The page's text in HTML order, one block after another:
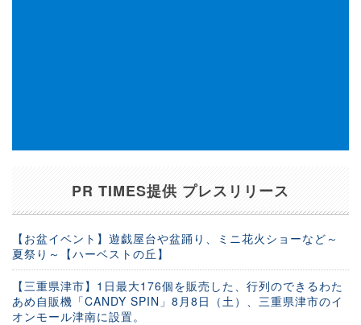
PR TIMES提供 プレスリリース
【お盆イベント】遊戯屋台や盆踊り、ミニ花火ショーなど～
夏祭り～【ハーベストの丘】
【三重県津市】1日最大176個を販売した、行列のできるわた
あめ自販機「CANDY SPIN」8月8日（土）、三重県津市のイ
オンモール津南に設置。